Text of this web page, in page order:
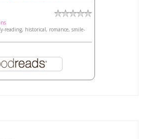
reading, historical, romance, smile-